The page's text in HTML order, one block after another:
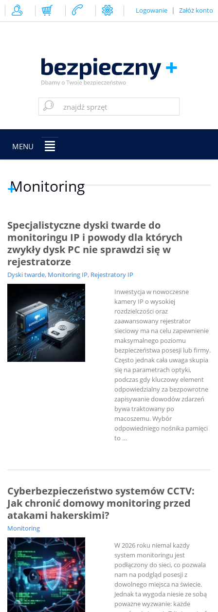
Logowanie | Załóż konto
MENU
Monitoring
Specjalistyczne dyski twarde do
monitoringu IP i powody dla których
zwykły dysk PC nie sprawdzi się w
rejestratorze
Dyski twarde, Monitoring IP, Rejestratory IP
Inwestycja w nowoczesne
kamery IP o wysokiej
rozdzielczości oraz
zaawansowany rejestrator
sieciowy ma na celu zapewnienie
maksymalnego poziomu
bezpieczeństwa posesji lub firmy.
Często jednak cała uwaga skupia
się na parametrach optyki,
podczas gdy kluczowy element
odpowiedzialny za bezpowrotne
zapisywanie dowodów zdarzeń
bywa traktowany po
macoszemu. Wybór
odpowiedniego nośnika pamięci
to …
Cyberbezpieczeństwo systemów CCTV:
Jak chronić domowy monitoring przed
atakami hakerskimi?
Monitoring
W 2026 roku niemal każdy
system monitoringu jest
podłączony do sieci, co pozwala
nam na podgląd posesji z
dowolnego miejsca na świecie.
Jednak ta wygoda niesie ze sobą
poważne wyzwanie: każde